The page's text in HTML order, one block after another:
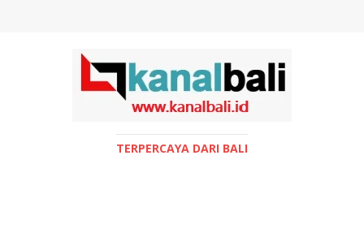
TERPERCAYA DARI BALI